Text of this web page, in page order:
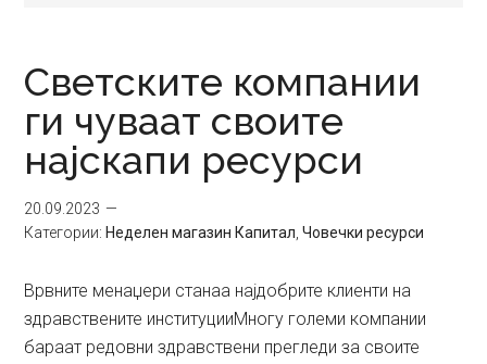
Светските компании
ги чуваат своите
најскапи ресурси
20.09.2023
Категории: Неделен магазин Капитал ,Човечки ресурси
Врвните менаџери станаа најдобрите клиенти на
здравствените институцииМногу големи компании
бараат редовни здравствени прегледи за своите